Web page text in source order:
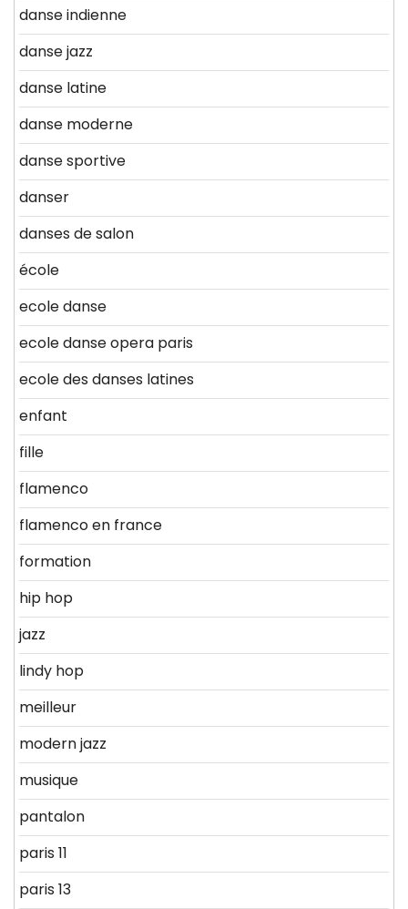
danse indienne
danse jazz
danse latine
danse moderne
danse sportive
danser
danses de salon
école
ecole danse
ecole danse opera paris
ecole des danses latines
enfant
fille
flamenco
flamenco en france
formation
hip hop
jazz
lindy hop
meilleur
modern jazz
musique
pantalon
paris 11
paris 13